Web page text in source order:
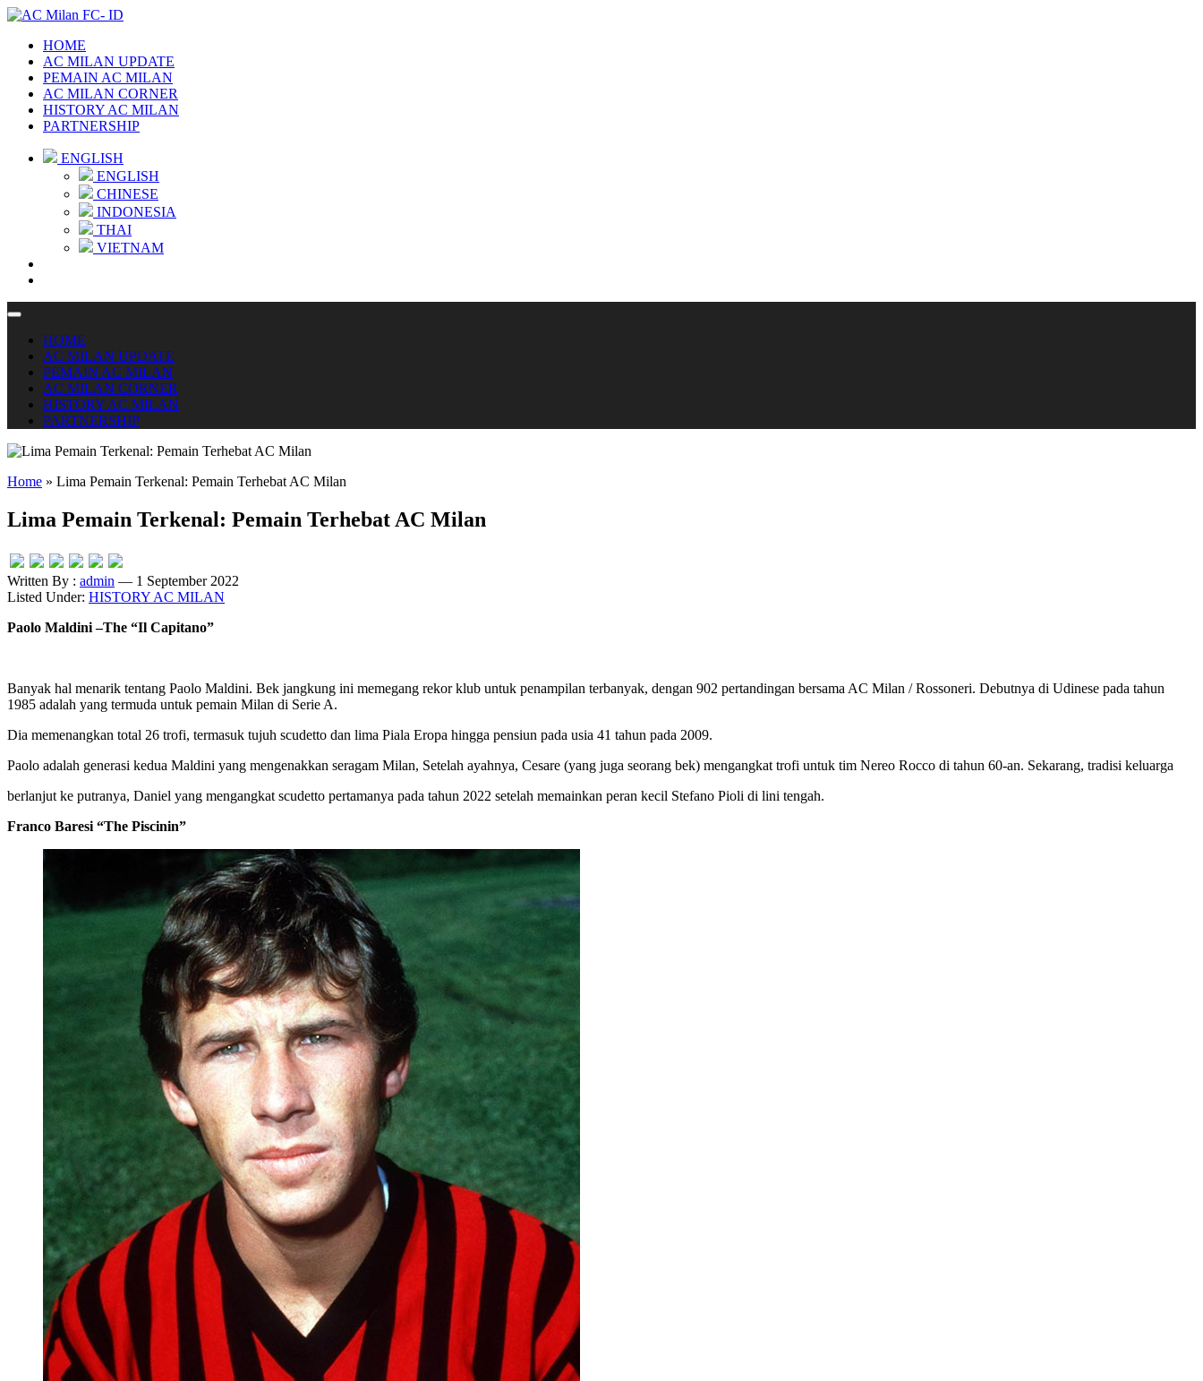
HOME
AC MILAN UPDATE
PEMAIN AC MILAN
AC MILAN CORNER
HISTORY AC MILAN
PARTNERSHIP
ENGLISH
ENGLISH
CHINESE
INDONESIA
THAI
VIETNAM
HOME
AC MILAN UPDATE
PEMAIN AC MILAN
AC MILAN CORNER
HISTORY AC MILAN
PARTNERSHIP
Home » Lima Pemain Terkenal: Pemain Terhebat AC Milan
Lima Pemain Terkenal: Pemain Terhebat AC Milan
Written By : admin — 1 September 2022
Listed Under: HISTORY AC MILAN
Paolo Maldini –The “Il Capitano”
Banyak hal menarik tentang Paolo Maldini. Bek jangkung ini memegang rekor klub untuk penampilan terbanyak, dengan 902 pertandingan bersama AC Milan / Rossoneri. Debutnya di Udinese pada tahun
1985 adalah yang termuda untuk pemain Milan di Serie A.
Dia memenangkan total 26 trofi, termasuk tujuh scudetto dan lima Piala Eropa hingga pensiun pada usia 41 tahun pada 2009.
Paolo adalah generasi kedua Maldini yang mengenakkan seragam Milan, Setelah ayahnya, Cesare (yang juga seorang bek) mengangkat trofi untuk tim Nereo Rocco di tahun 60-an. Sekarang, tradisi keluarga
berlanjut ke putranya, Daniel yang mengangkat scudetto pertamanya pada tahun 2022 setelah memainkan peran kecil Stefano Pioli di lini tengah.
Franco Baresi “The Piscinin”